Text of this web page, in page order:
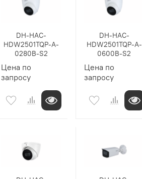
DH-HAC-
HDW2501TQP-A-
0280B-S2
Цена по
запросу
DH-HAC-
HDW2501TQP-A-
0600B-S2
Цена по
запросу